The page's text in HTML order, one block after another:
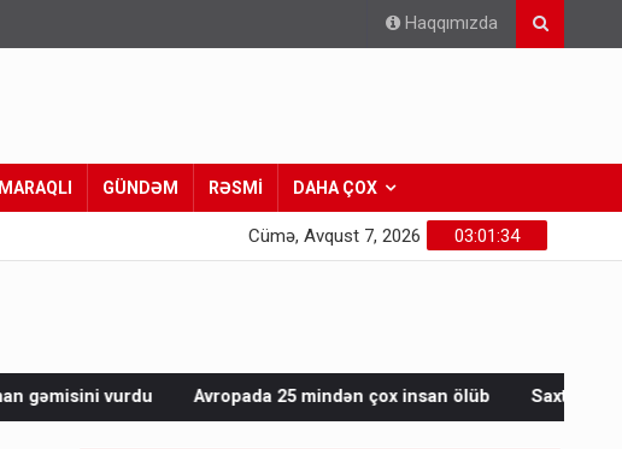
Haqqımızda
MARAQLI GÜNDƏM RƏSMİ DAHA ÇOX
03:01:36
Cümə, Avqust 7, 2026
Avropada 25 mindən çox insan ölüb Saxta spirtli içkilər niyə korluğa